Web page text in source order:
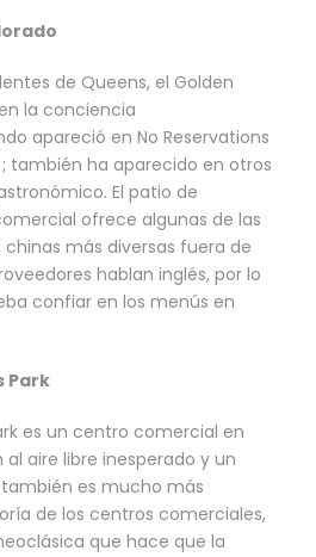
de Queens, el Golden
la conciencia
apareció en No Reservations
también ha aparecido en otros
El patio de
ofrece algunas de las
más diversas fuera de
hablan inglés, por lo
confiar en los menús en
Park
es un centro comercial en
aire libre inesperado y un
es mucho más
de los centros comerciales,
que hace que la